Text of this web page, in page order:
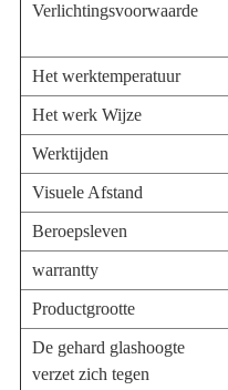
Verlichtingsvoorwaarde
Het werktemperatuur
Het werk Wijze
Werktijden
Visuele Afstand
Beroepsleven
warrantty
Productgrootte
De gehard glashoogte
verzet zich tegen